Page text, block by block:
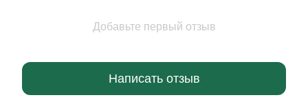
Добавьте первый отзыв
Написать отзыв